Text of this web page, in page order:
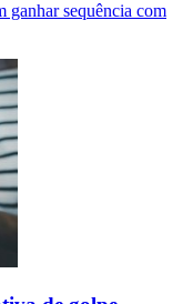
ganhar sequência com